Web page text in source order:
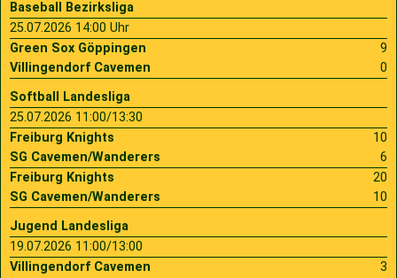
Baseball Bezirksliga
25.07.2026 14:00 Uhr
Green Sox Göppingen
9
Villingendorf Cavemen
0
Softball Landesliga
25.07.2026 11:00/13:30
Freiburg Knights
10
SG Cavemen/Wanderers
6
Freiburg Knights
20
SG Cavemen/Wanderers
10
Jugend Landesliga
19.07.2026 11:00/13:00
Villingendorf Cavemen
3